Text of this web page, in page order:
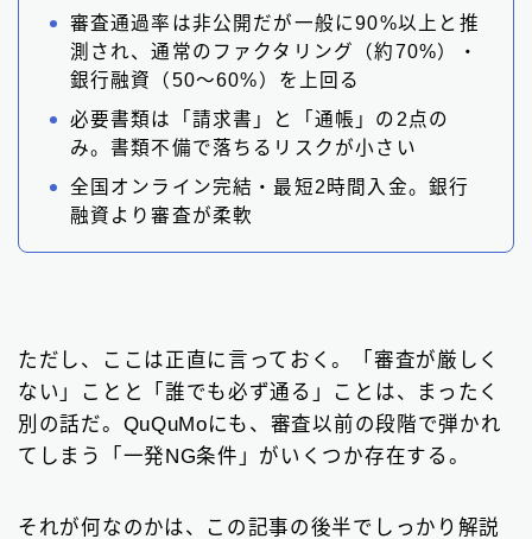
審査通過率は非公開だが一般に90%以上と推
測され、通常のファクタリング（約70%）・
銀行融資（50〜60%）を上回る
必要書類は「請求書」と「通帳」の2点の
み。書類不備で落ちるリスクが小さい
全国オンライン完結・最短2時間入金。銀行
融資より審査が柔軟
ただし、ここは正直に言っておく。「審査が厳しく
ない」ことと「誰でも必ず通る」ことは、まったく
別の話だ。QuQuMoにも、審査以前の段階で弾かれ
てしまう「一発NG条件」がいくつか存在する。
それが何なのかは、この記事の後半でしっかり解説